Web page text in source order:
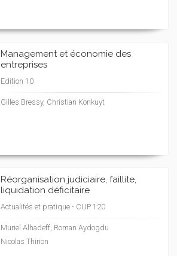
Management et économie des
entreprises
Edition 10
Gilles Bressy, Christian Konkuyt
Réorganisation judiciaire, faillite,
liquidation déficitaire
Actualités et pratique - CUP 120
Muriel Alhadeff, Roman Aydogdu
Nicolas Thirion